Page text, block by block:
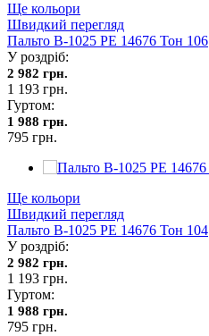
Ще кольори
Швидкий перегляд
Пальто В-1025 PE 14676 Тон 106
У роздріб:
2 982 грн.
1 193 грн.
Гуртом:
1 988 грн.
795 грн.
Ще кольори
Швидкий перегляд
Пальто В-1025 PE 14676 Тон 104
У роздріб:
2 982 грн.
1 193 грн.
Гуртом:
1 988 грн.
795 грн.